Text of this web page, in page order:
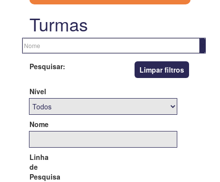
Turmas
Pesquisar: Limpar filtros
Nível
Nome
Linha
de
Pesquisa